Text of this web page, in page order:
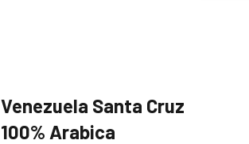
Venezuela Santa Cruz
100% Arabica